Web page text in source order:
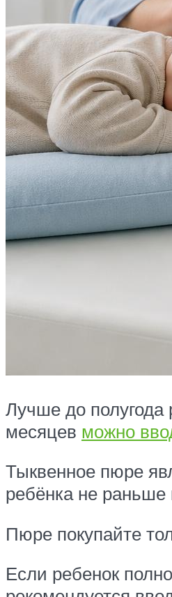
Лучше до полугода
месяцев можно
Тыквенное пюре
ребёнка не
Пюре покупайте
Если ребенок